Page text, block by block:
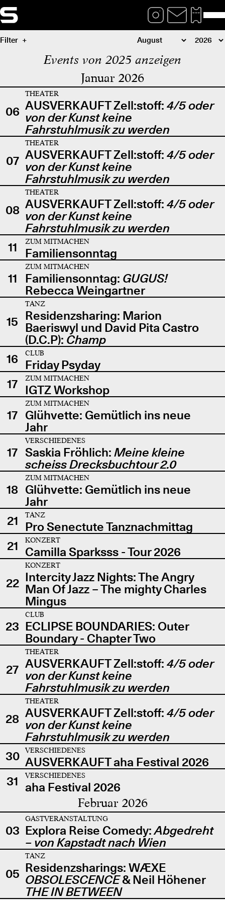
Filter
Events von 2025 anzeigen
Januar 2026
06
THEATER
AUSVERKAUFT Zell:stoff: 4/5 oder
von der Kunst keine
Fahrstuhlmusik zu werden
07
THEATER
AUSVERKAUFT Zell:stoff: 4/5 oder
von der Kunst keine
Fahrstuhlmusik zu werden
08
THEATER
AUSVERKAUFT Zell:stoff: 4/5 oder
von der Kunst keine
Fahrstuhlmusik zu werden
11
ZUM MITMACHEN
Familiensonntag
11
ZUM MITMACHEN
Familiensonntag: GUGUS!
Rebecca Weingartner
15
TANZ
Residenzsharing: Marion
Baeriswyl und David Pita Castro
(D.C.P): Champ
16
CLUB
Friday Psyday
17
ZUM MITMACHEN
IGTZ Workshop
17
ZUM MITMACHEN
Glühvette: Gemütlich ins neue
Jahr
17
VERSCHIEDENES
Saskia Fröhlich: Meine kleine
scheiss Drecksbuchtour 2.0
18
ZUM MITMACHEN
Glühvette: Gemütlich ins neue
Jahr
21
TANZ
Pro Senectute Tanznachmittag
21
KONZERT
Camilla Sparksss - Tour 2026
22
KONZERT
Intercity Jazz Nights: The Angry
Man Of Jazz – The mighty Charles
Mingus
23
CLUB
ECLIPSE BOUNDARIES: Outer
Boundary - Chapter Two
27
THEATER
AUSVERKAUFT Zell:stoff: 4/5 oder
von der Kunst keine
Fahrstuhlmusik zu werden
28
THEATER
AUSVERKAUFT Zell:stoff: 4/5 oder
von der Kunst keine
Fahrstuhlmusik zu werden
30
VERSCHIEDENES
AUSVERKAUFT aha Festival 2026
31
VERSCHIEDENES
aha Festival 2026
Februar 2026
03
GASTVERANSTALTUNG
Explora Reise Comedy:Abgedreht
– von Kapstadt nach Wien
05
TANZ
Residenzsharings: WÆXE
OBSOLESCENCE& Neil Höhener
THE IN BETWEEN